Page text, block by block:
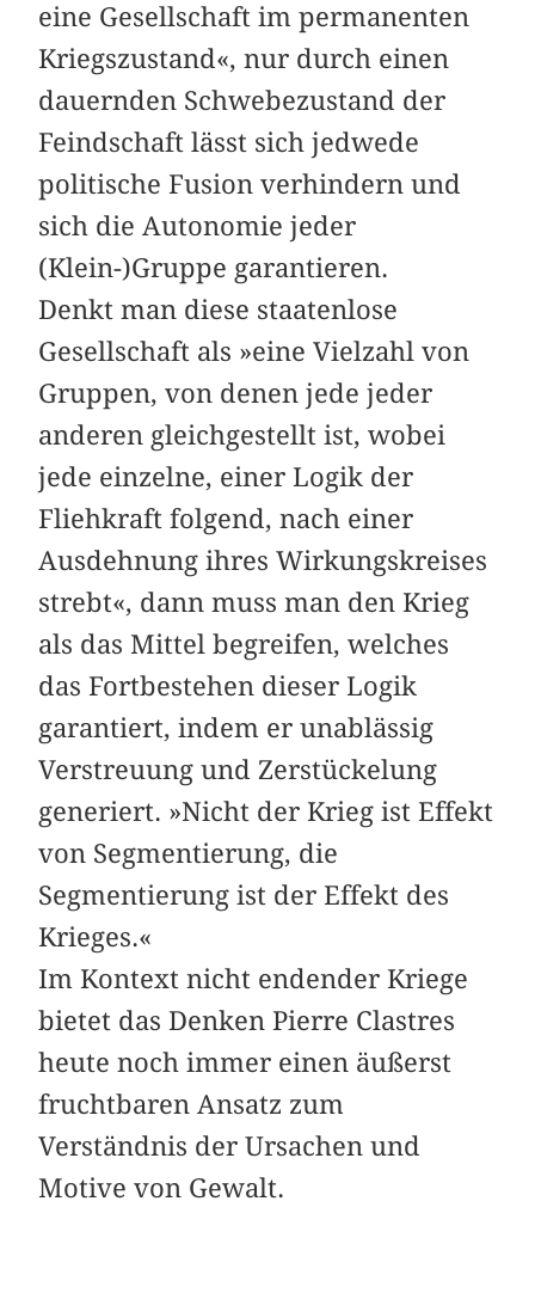
eine Gesellschaft im permanenten
Kriegszustand«, nur durch einen
dauernden Schwebezustand der
Feindschaft lässt sich jedwede
politische Fusion verhindern und
sich die Autonomie jeder
(Klein-)Gruppe garantieren.
Denkt man diese staatenlose
Gesellschaft als »eine Vielzahl von
Gruppen, von denen jede jeder
anderen gleichgestellt ist, wobei
jede einzelne, einer Logik der
Fliehkraft folgend, nach einer
Ausdehnung ihres Wirkungskreises
strebt«, dann muss man den Krieg
als das Mittel begreifen, welches
das Fortbestehen dieser Logik
garantiert, indem er unablässig
Verstreuung und Zerstückelung
generiert. »Nicht der Krieg ist Effekt
von Segmentierung, die
Segmentierung ist der Effekt des
Krieges.«
Im Kontext nicht endender Kriege
bietet das Denken Pierre Clastres
heute noch immer einen äußerst
fruchtbaren Ansatz zum
Verständnis der Ursachen und
Motive von Gewalt.